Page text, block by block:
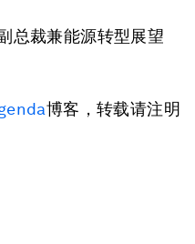
总裁兼能源转型展望
博客，转载请注明